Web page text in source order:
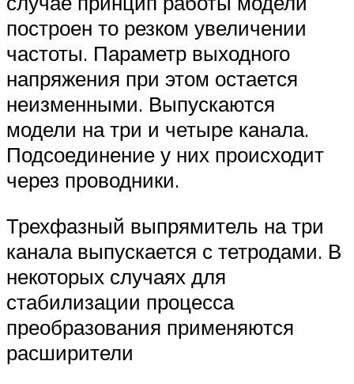
построен то резком увеличении
частоты. Параметр выходного
напряжения при этом остается
неизменными. Выпускаются
модели на три и четыре канала.
Подсоединение у них происходит
через проводники.
Трехфазный выпрямитель на три
канала выпускается с тетродами. В
некоторых случаях для
стабилизации процесса
преобразования применяются
расширители